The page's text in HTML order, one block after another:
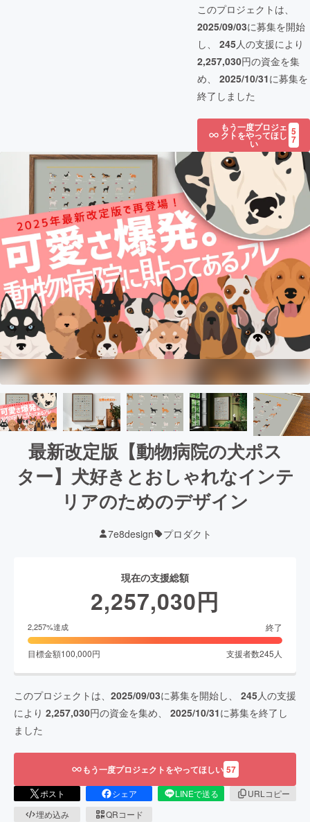
このプロジェクトは、
2025/09/03に募集を開始
し、 245人の支援により
2,257,030円の資金を集
め、 2025/10/31に募集を
終了しました
もう一度プロジェ
クトをやってほし
い
5
7
最新改定版【動物病院の犬ポス
ター】犬好きとおしゃれなインテ
リアのためのデザイン
7e8design プロダクト
現在の支援総額
2,257,030円
2,257%達成 終了
目標金額100,000円 支援者数245 人
このプロジェクトは、 2025/09/03に募集を開始し、 245人の支援
により 2,257,030円の資金を集め、 2025/10/31に募集を終了し
ました
もう一度プロジェクトをやってほしい 57
ポスト シェア LINEで送る
URLコピー
埋め込み
QRコード